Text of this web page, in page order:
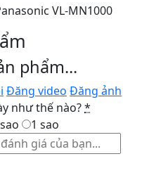
VL-MN1000
phẩm...
Đăng video Đăng ảnh
như thế nào?*
1 sao